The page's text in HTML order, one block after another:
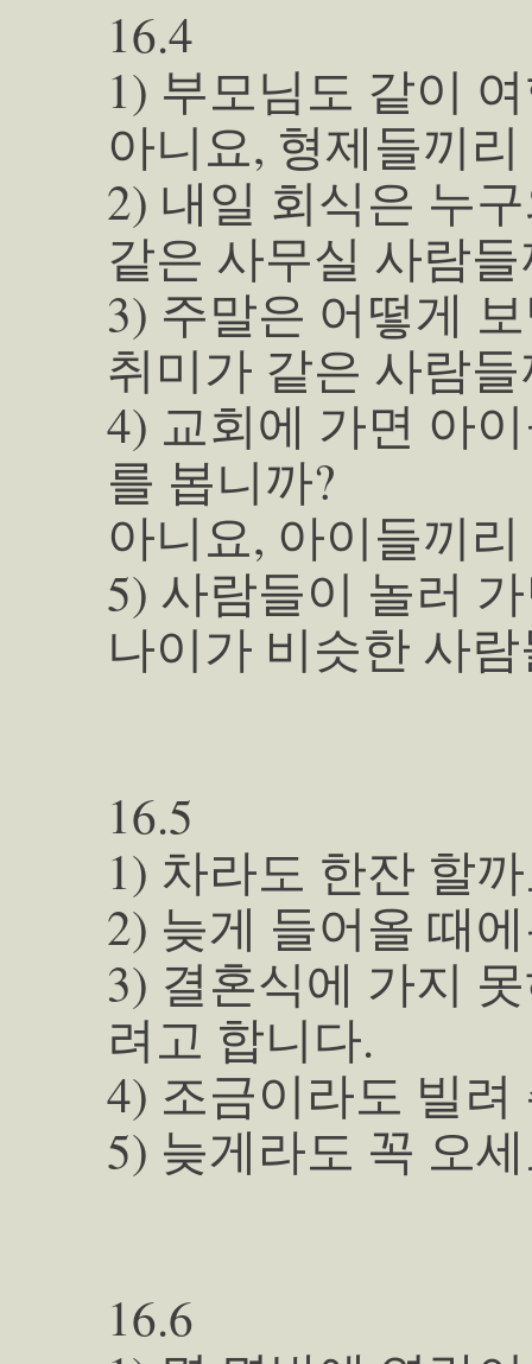
16.4
1) 부모님도 같이
아니요, 형제들끼
2) 내일 회식은 누
같은 사무실 사람
3) 주말은 어떻게
취미가 같은 사람
4) 교회에 가면 아
를 봅니까?
아니요, 아이들끼
5) 사람들이 놀러
나이가 비슷한 사
16.5
1) 차라도 한잔 할
2) 늦게 들어올 때
3) 결혼식에 가지
려고 합니다.
4) 조금이라도 빌려
5) 늦게라도 꼭 오
16.6